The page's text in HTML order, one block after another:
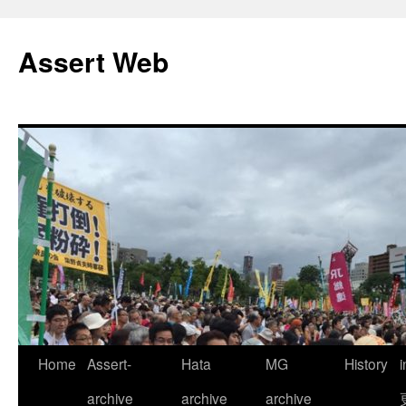
テ
ン
ス
キ
ッ
プ
Assert Web
Home Assert-
archive
Hata
archive
MG
archive
History